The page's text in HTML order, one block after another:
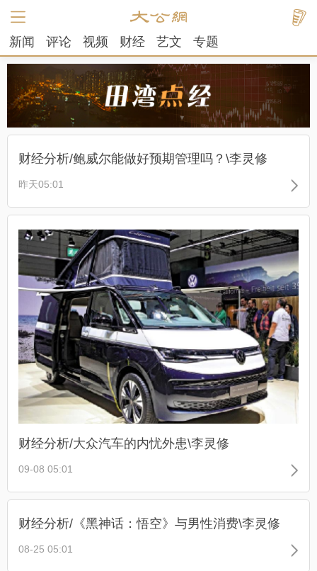
新闻 评论 视频 财经 艺文 专题
财经分析/鲍威尔能做好预期管理吗？\李灵修
昨天05:01
财经分析/大众汽车的内忧外患\李灵修
09-08 05:01
财经分析/《黑神话：悟空》与男性消费\李灵修
08-25 05:01